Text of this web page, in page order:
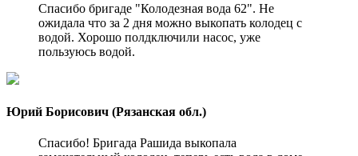
Спасибо бригаде "Колодезная вода 62". Не
ожидала что за 2 дня можно выкопать колодец с
водой. Хорошо полдключили насос, уже
пользуюсь водой.
Юрий Борисович (Рязанская обл.)
Спасибо! Бригада Рашида выкопала